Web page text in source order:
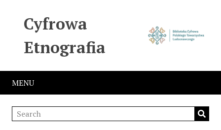
Cyfrowa
Etnografia
MENU